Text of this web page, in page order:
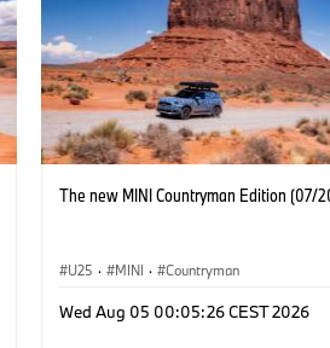
The new MINI Countryman Edition (07/
U25 · MINI · Countryman
Wed Aug 05 00:05:26 CEST 2026